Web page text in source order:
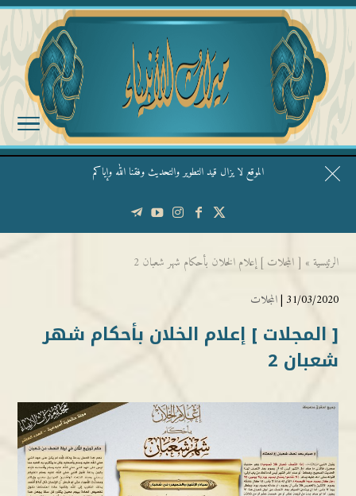
الموقع لا يزال قيد التطوير والتحديث وفقنا الله وإياكم
قال الشيخ ربيع وفقه الله: نحن ليس عندنا تقديس الأشخاص
الرئيسية » [ المجلات ] إعلام الخلان بأحكام شهر شعبان 2
31/03/2020 | المجلات
[ المجلات ] إعلام الخلان بأحكام شهر
شعبان 2